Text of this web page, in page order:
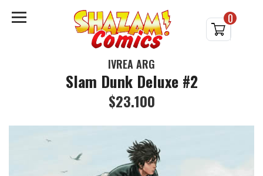
0
IVREA ARG
Slam Dunk Deluxe #2
$23.100